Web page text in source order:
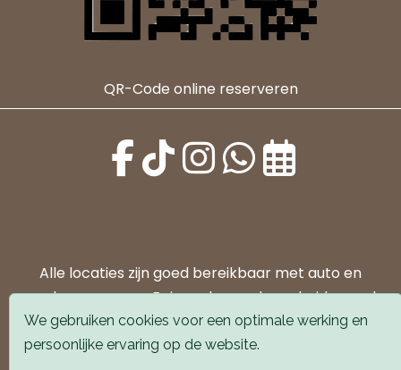
QR-Code online reserveren
Alle locaties zijn goed bereikbaar met auto en
openbaar vervoer. Er is parkeergelegenheid voor de
deur.
We gebruiken cookies voor een optimale werking en
persoonlijke ervaring op de website.